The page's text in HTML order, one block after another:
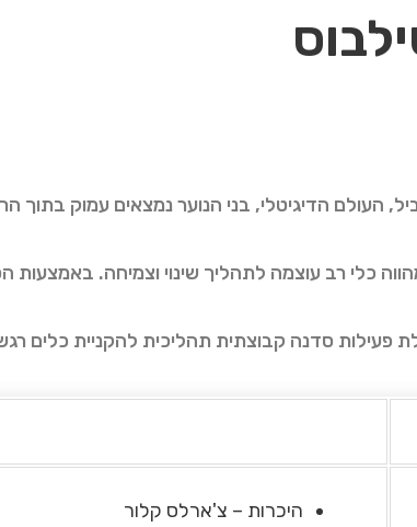
כלי רב עוצמה לתהליך שינוי וצמיחה. באמצעות
היכרות – צ'ארלס קלור